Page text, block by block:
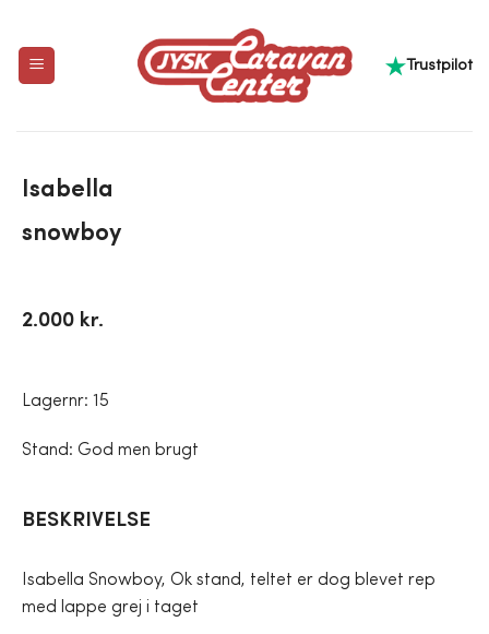
Trustpilot
Isabella
snowboy
2.000 kr.
Lagernr: 15
Stand: God men brugt
BESKRIVELSE
Isabella Snowboy, Ok stand, teltet er dog blevet rep
med lappe grej i taget